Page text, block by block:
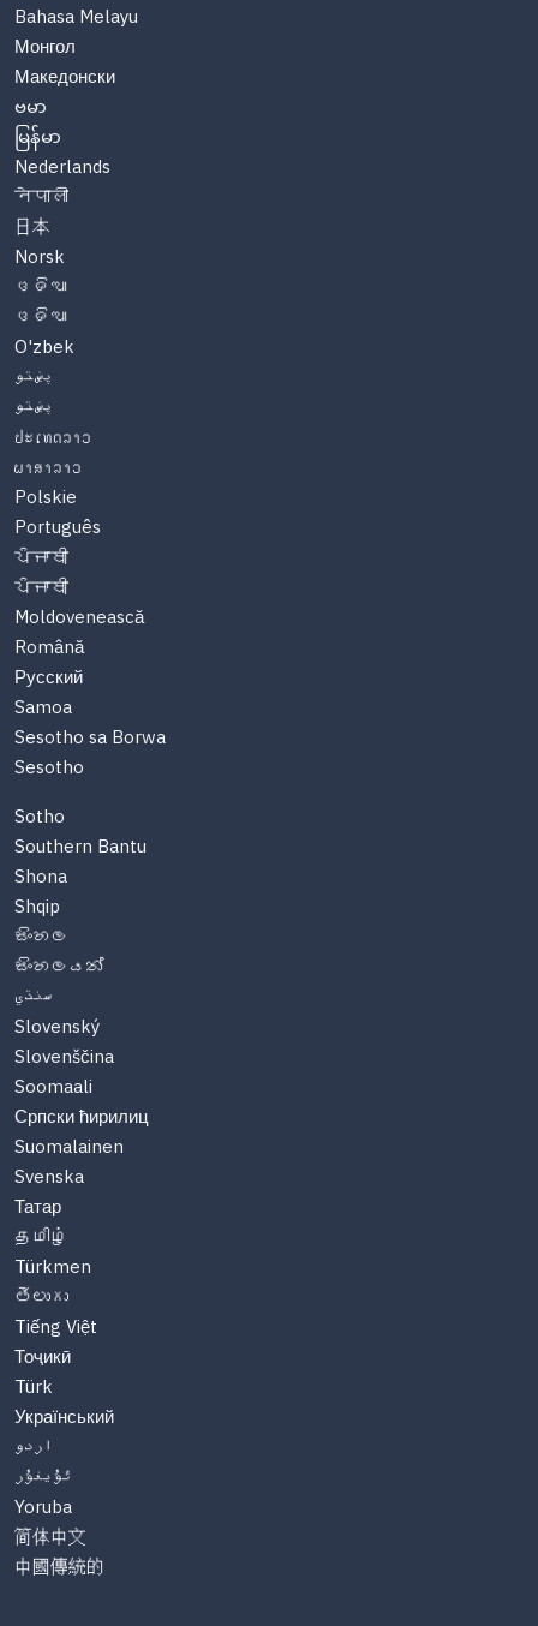
Bahasa Melayu
Монгол
Македонски
ဗမာ
မြန်မာ
Nederlands
नेपाली
日本
Norsk
ଓଡିଆ
ଓଡିଆ
O'zbek
پښتو
پښتو
ປະເທດລາວ
ພາສາລາວ
Polskie
Português
ਪੰਜਾਬੀ
ਪੰਜਾਬੀ
Moldovenească
Română
Русский
Samoa
Sesotho sa Borwa
Sesotho
Sotho
Southern Bantu
Shona
Shqip
සිංහල
සිංහලයන්
سنڌي
Slovenský
Slovenščina
Soomaali
Српски ћирилиц
Suomalainen
Svenska
Татар
தமிழ்
Türkmen
తెలుగు
Tiếng Việt
Тоҷикӣ
Türk
Український
اردو
ئۇيغۇر
Yoruba
简体中文
中國傳統的